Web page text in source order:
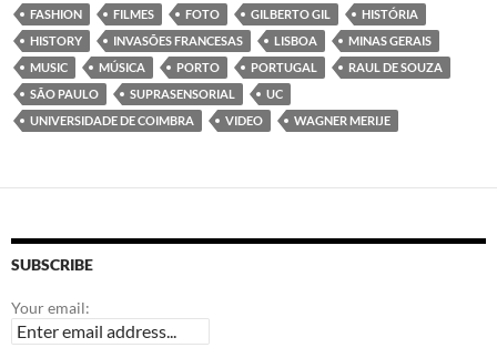
FASHION
FILMES FOTO GILBERTO GIL
HISTÓRIA
HISTORY
INVASÕES FRANCESAS LISBOA
MINAS GERAIS
MUSIC
MÚSICA PORTO PORTUGAL
RAUL DE SOUZA
SÃO PAULO
SUPRASENSORIAL
UC
UNIVERSIDADE DE COIMBRA
VIDEO WAGNER MERIJE
SUBSCRIBE
Your email: